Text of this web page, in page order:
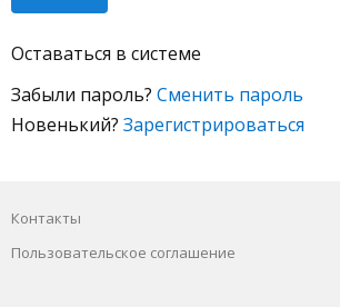
Оставаться в системе
Забыли пароль? Сменить пароль
Новенький? Зарегистрироваться
Контакты
Пользовательское соглашение